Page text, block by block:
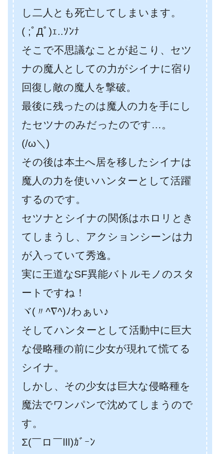
し二人とも死亡してしまいます。
( ;ﾟДﾟ)ｪ..ｿﾝﾅ
そこで不思議なことが起こり、セツ
ナの魔人としての力がシイナに宿り
回復し敵の魔人を撃破。
最後に残ったのは魔人の力を手にし
たセツナのみだったのです…。
(/ω＼)
その後は本土へ居を移したシイナは
魔人の力を使いハンターとして活躍
するのです。
セツナとシイナの関係はホロリとき
てしまうし、アクションシーンは力
が入っていて秀逸。
実に王道なSF異能バトルモノのスタ
ートですね！
ヾ(〃^∇^)ﾉわぁい♪
そしてハンターとして活動中に巨大
な侵略種の前に少女が現れて慌てる
シイナ。
しかし、その少女は巨大な侵略種を
魔法でワンパンで沈めてしまうので
す。
Σ(￣ロ￣lll)ｶﾞｰﾝ